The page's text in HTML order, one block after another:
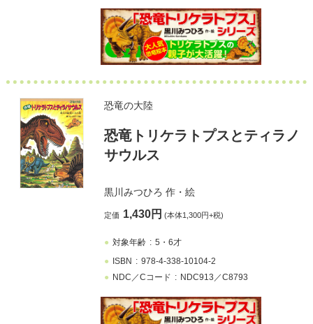
恐竜の大陸
恐竜トリケラトプスとティラノ
サウルス
黒川みつひろ 作・絵
定価 1,430円 (本体1,300円+税)
対象年齢
5・6才
ISBN
978-4-338-10104-2
NDC／Cコード
NDC913／C8793